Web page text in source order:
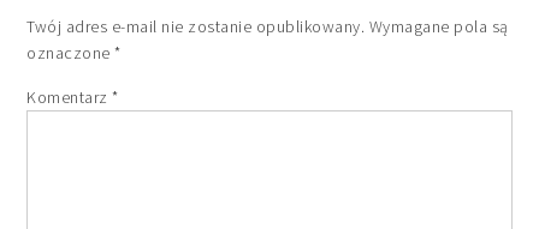
Twój adres e-mail nie zostanie opublikowany. Wymagane pola są
oznaczone*
Komentarz*